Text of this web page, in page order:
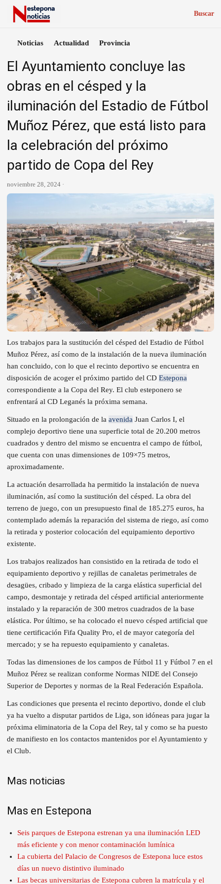
Buscar
Noticias Actualidad Provincia
El Ayuntamiento concluye las
obras en el césped y la
iluminación del Estadio de Fútbol
Muñoz Pérez, que está listo para
la celebración del próximo
partido de Copa del Rey
noviembre 28, 2024 ·
Los trabajos para la sustitución del césped del Estadio de Fútbol
Muñoz Pérez, así como de la instalación de la nueva iluminación
han concluido, con lo que el recinto deportivo se encuentra en
disposición de acoger el próximo partido del CD Estepona
correspondiente a la Copa del Rey. El club esteponero se
enfrentará al CD Leganés la próxima semana.
Situado en la prolongación de la avenida Juan Carlos I, el
complejo deportivo tiene una superficie total de 20.200 metros
cuadrados y dentro del mismo se encuentra el campo de fútbol,
que cuenta con unas dimensiones de 109×75 metros,
aproximadamente.
La actuación desarrollada ha permitido la instalación de nueva
iluminación, así como la sustitución del césped. La obra del
terreno de juego, con un presupuesto final de 185.275 euros, ha
contemplado además la reparación del sistema de riego, así como
la retirada y posterior colocación del equipamiento deportivo
existente.
Los trabajos realizados han consistido en la retirada de todo el
equipamiento deportivo y rejillas de canaletas perimetrales de
desagües, cribado y limpieza de la carga elástica superficial del
campo, desmontaje y retirada del césped artificial anteriormente
instalado y la reparación de 300 metros cuadrados de la base
elástica. Por último, se ha colocado el nuevo césped artificial que
tiene certificación Fifa Quality Pro, el de mayor categoría del
mercado; y se ha repuesto equipamiento y canaletas.
Todas las dimensiones de los campos de Fútbol 11 y Fútbol 7 en el
Muñoz Pérez se realizan conforme Normas NIDE del Consejo
Superior de Deportes y normas de la Real Federación Española.
Las condiciones que presenta el recinto deportivo, donde el club
ya ha vuelto a disputar partidos de Liga, son idóneas para jugar la
próxima eliminatoria de la Copa del Rey, tal y como se ha puesto
de manifiesto en los contactos mantenidos por el Ayuntamiento y
el Club.
Mas noticias
Mas en Estepona
Seis parques de Estepona estrenan ya una iluminación LED
más eficiente y con menor contaminación lumínica
La cubierta del Palacio de Congresos de Estepona luce estos
días un nuevo distintivo iluminado
Las becas universitarias de Estepona cubren la matrícula y el